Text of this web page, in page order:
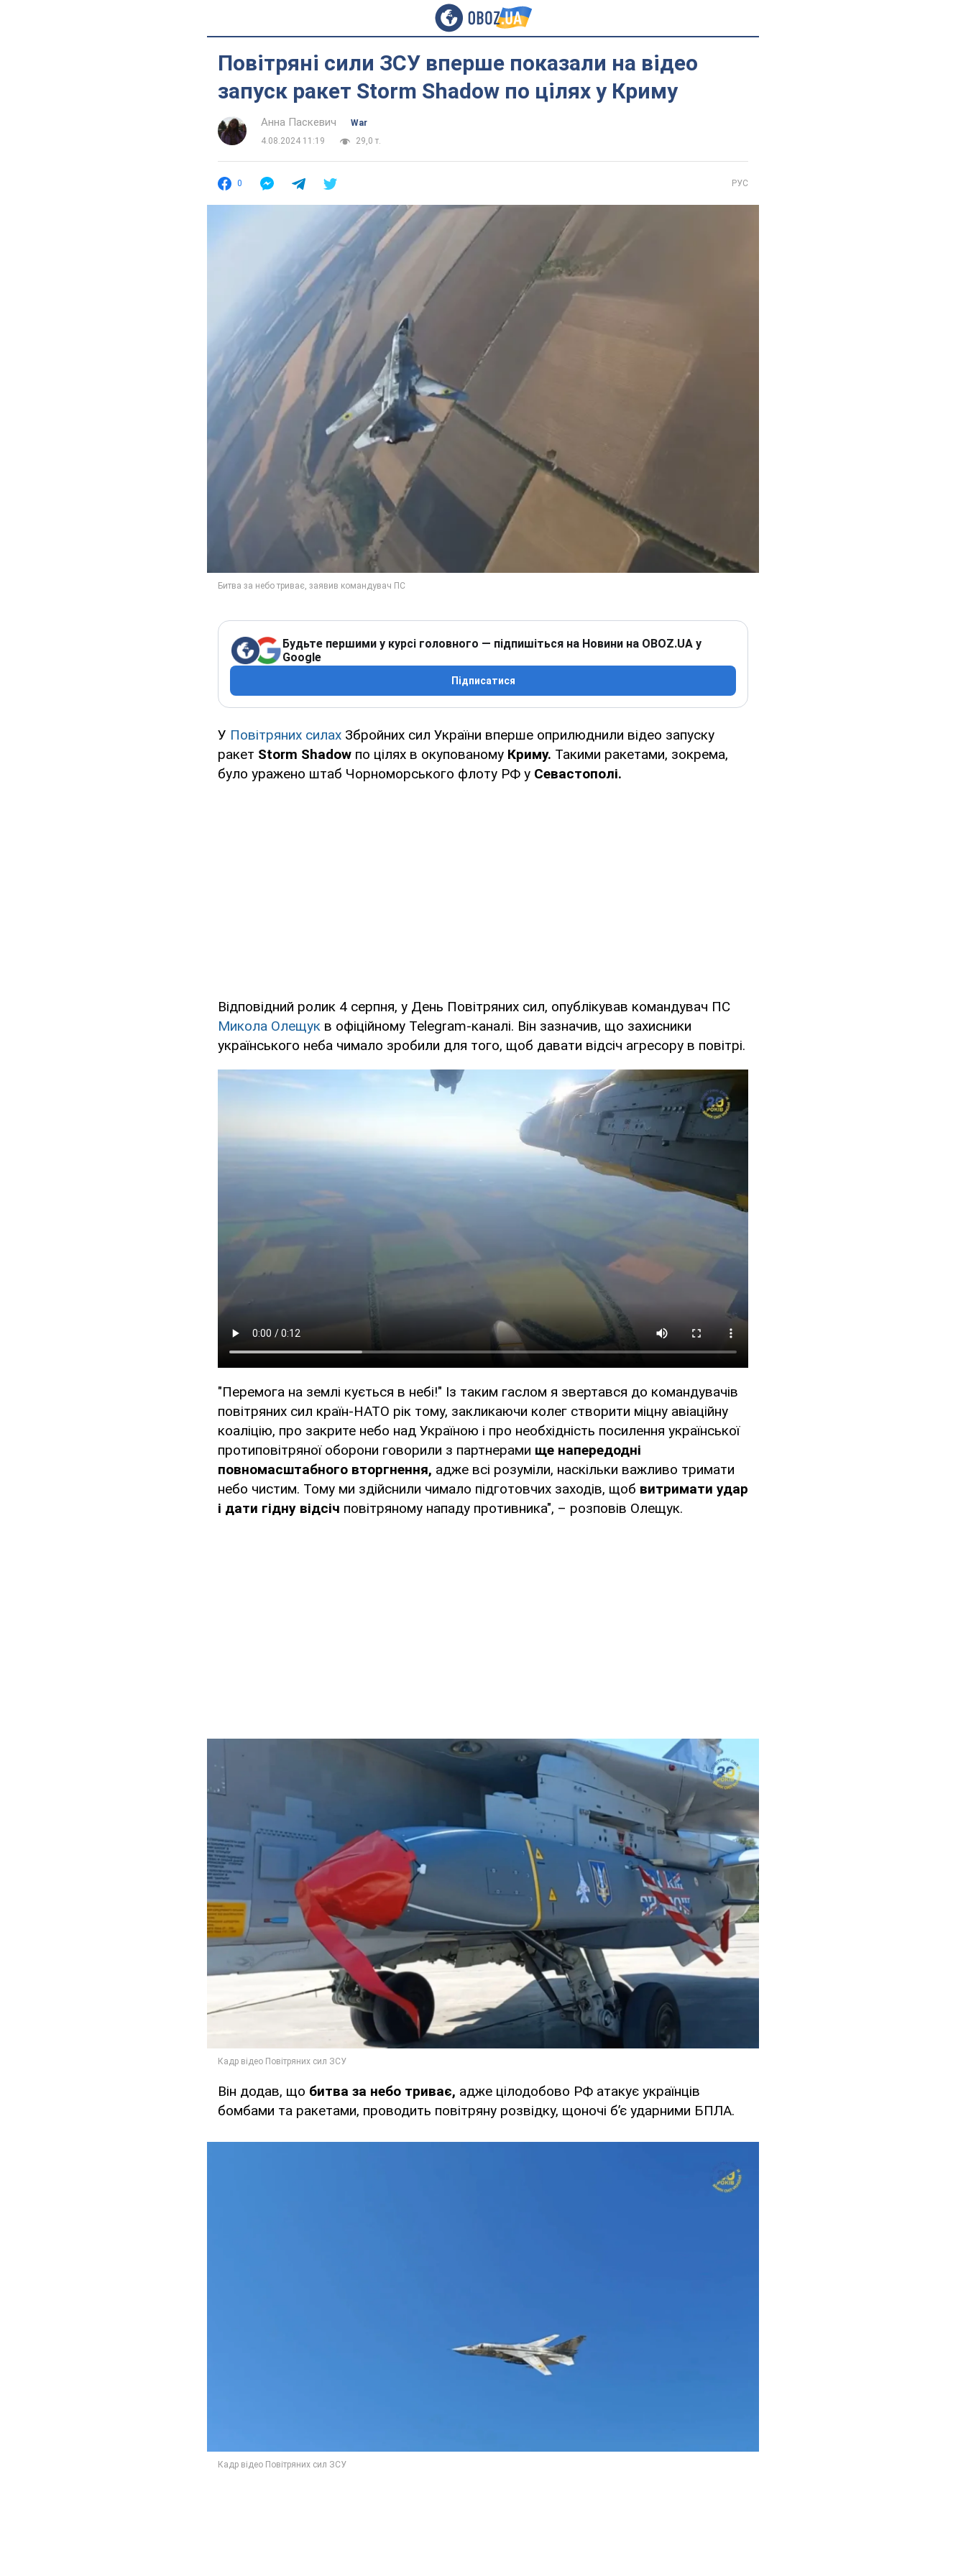
Повітряні сили ЗСУ вперше показали на відео
запуск ракет Storm Shadow по цілях у Криму
Анна Паскевич
War
4.08.2024 11:19
29,0 т.
0 РУС
Будьте першими у курсі головного — підпишіться на Новини на OBOZ.UA у
Google
Підписатися
У Повітряних силах Збройних сил України вперше оприлюднили відео запуску
ракет Storm Shadow по цілях в окупованому Криму. Такими ракетами, зокрема,
було уражено штаб Чорноморського флоту РФ у Севастополі.
Відповідний ролик 4 серпня, у День Повітряних сил, опублікував командувач ПС
Микола Олещук в офіційному Telegram-каналі. Він зазначив, що захисники
українського неба чимало зробили для того, щоб давати відсіч агресору в повітрі.
"Перемога на землі кується в небі!" Із таким гаслом я звертався до командувачів
повітряних сил країн-НАТО рік тому, закликаючи колег створити міцну авіаційну
коаліцію, про закрите небо над Україною і про необхідність посилення української
протиповітряної оборони говорили з партнерами ще напередодні
повномасштабного вторгнення, адже всі розуміли, наскільки важливо тримати
небо чистим. Тому ми здійснили чимало підготовчих заходів, щоб витримати удар
і дати гідну відсіч повітряному нападу противника", – розповів Олещук.
Він додав, що битва за небо триває, адже цілодобово РФ атакує українців
бомбами та ракетами, проводить повітряну розвідку, щоночі б’є ударними БПЛА.